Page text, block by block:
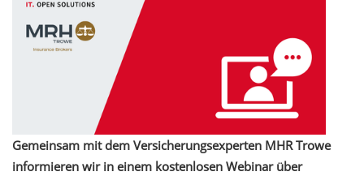
Gemeinsam mit dem Versicherungsexperten MHR Trowe
informieren wir in einem kostenlosen Webinar über